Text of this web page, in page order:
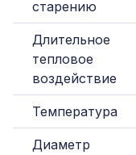
старению
Длительное
тепловое
воздействие
Температура
Диаметр